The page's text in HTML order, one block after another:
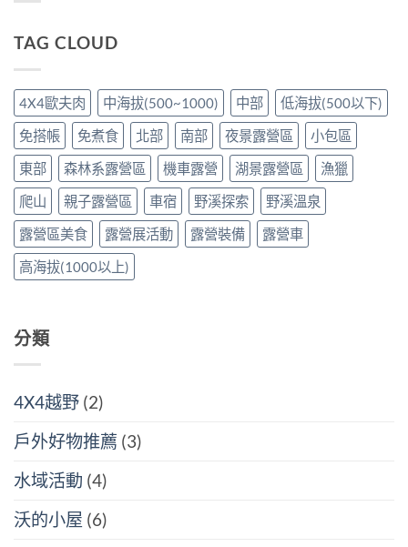
這
3
年
載
了
許
人
的
戶
外
回
憶，
山
野
小
聚
貴
客：
感
的
奧
義/
在
戶
外
玩
轉
日
本
料
理/
黑
捲
初
驗！〉
TAG CLOUD
4X4歐夫肉 中海拔(500~1000) 中部
低海拔(500以下)
免搭帳
免煮食 北部 南部 夜景露營區
小包區
東部
森林系露營區 機車露營 湖景露營區
漁獵
爬山
親子露營區 車宿 野溪探索
野溪溫泉
露營區美食
露營展活動 露營裝備
露營車
高海拔(1000以上)
分類
4X4越野 (2)
戶外好物推薦 (3)
水域活動 (4)
沃的小屋 (6)